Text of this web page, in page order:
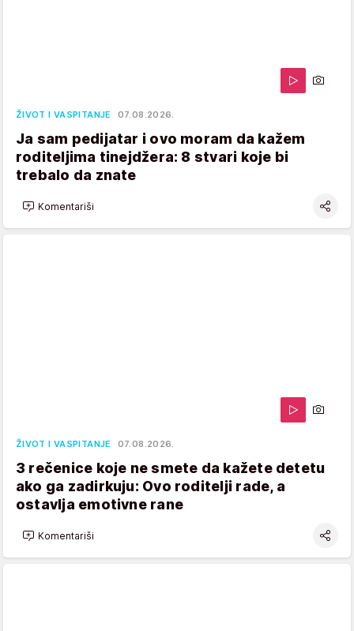
ŽIVOT I VASPITANJE 07.08.2026.
Ja sam pedijatar i ovo moram da kažem
roditeljima tinejdžera: 8 stvari koje bi
trebalo da znate
Komentariši
ŽIVOT I VASPITANJE 07.08.2026.
3 rečenice koje ne smete da kažete detetu
ako ga zadirkuju: Ovo roditelji rade, a
ostavlja emotivne rane
Komentariši